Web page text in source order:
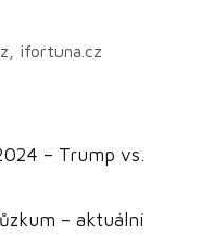
ifortuna.cz
– Trump vs.
– aktuální